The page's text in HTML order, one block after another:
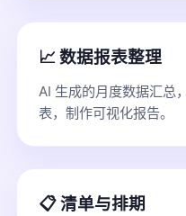
📈 数据报表整理
AI 生成的月度数据汇总
表，制作可视化报告。
📋 清单与排期